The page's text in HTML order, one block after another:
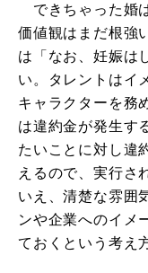
できちゃった婚
価値観はまだ根強
は「なお、妊娠は
い。タレントはイ
キャラクターを務
は違約金が発生す
たいことに対し違
えるので、実行さ
いえ、清楚な雰囲
ンや企業へのイメ
ておくという考え